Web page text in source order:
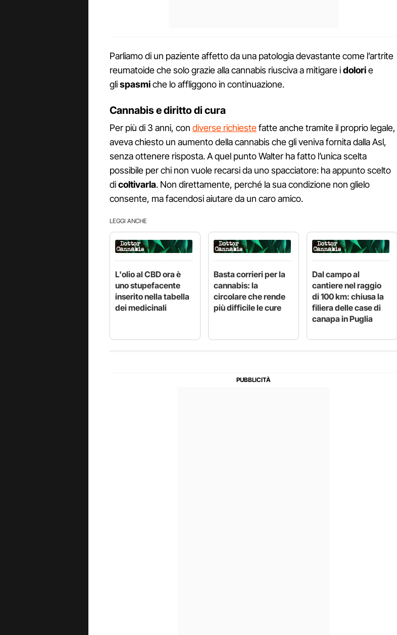
Parliamo di un paziente affetto da una patologia devastante come l’artrite
reumatoide che solo grazie alla cannabis riusciva a mitigare idolorie
glispasmiche lo affliggono in continuazione.
Cannabis e diritto di cura
Per più di 3 anni, con diverse richiestefatte anche tramite il proprio legale,
aveva chiesto un aumento della cannabis che gli veniva fornita dalla Asl,
senza ottenere risposta. A quel punto Walter ha fatto l’unica scelta
possibile per chi non vuole recarsi da uno spacciatore: ha appunto scelto
dicoltivarla. Non direttamente, perché la sua condizione non glielo
consente, ma facendosi aiutare da un caro amico.
LEGGI ANCHE
L'olio al CBD ora è
uno stupefacente
inserito nella tabella
dei medicinali
Basta corrieri per la
cannabis: la
circolare che rende
più difficile le cure
Dal campo al
cantiere nel raggio
di 100 km: chiusa la
filiera delle case di
canapa in Puglia